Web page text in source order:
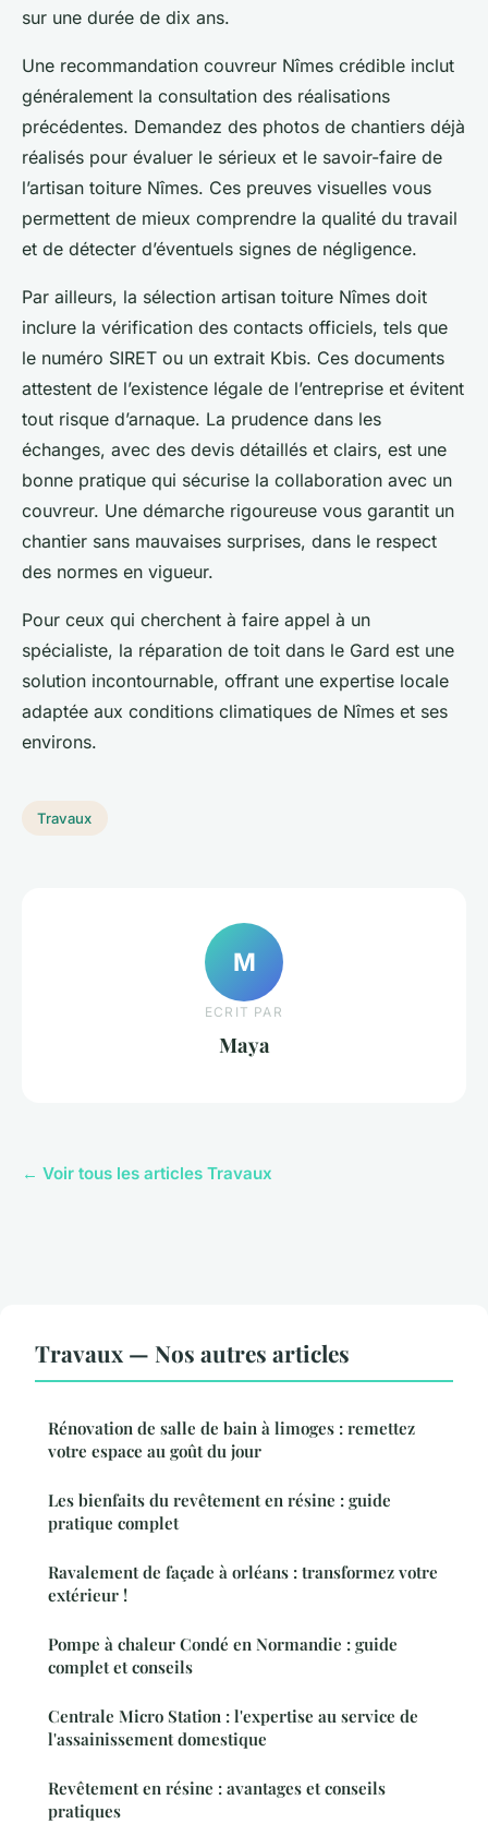
sur une durée de dix ans.
Une recommandation couvreur Nîmes crédible inclut
généralement la consultation des réalisations
précédentes. Demandez des photos de chantiers déjà
réalisés pour évaluer le sérieux et le savoir-faire de
l’artisan toiture Nîmes. Ces preuves visuelles vous
permettent de mieux comprendre la qualité du travail
et de détecter d’éventuels signes de négligence.
Par ailleurs, la sélection artisan toiture Nîmes doit
inclure la vérification des contacts officiels, tels que
le numéro SIRET ou un extrait Kbis. Ces documents
attestent de l’existence légale de l’entreprise et évitent
tout risque d’arnaque. La prudence dans les
échanges, avec des devis détaillés et clairs, est une
bonne pratique qui sécurise la collaboration avec un
couvreur. Une démarche rigoureuse vous garantit un
chantier sans mauvaises surprises, dans le respect
des normes en vigueur.
Pour ceux qui cherchent à faire appel à un
spécialiste, la réparation de toit dans le Gard est une
solution incontournable, offrant une expertise locale
adaptée aux conditions climatiques de Nîmes et ses
environs.
Travaux
M
ECRIT PAR
Maya
← Voir tous les articles Travaux
Travaux — Nos autres articles
Rénovation de salle de bain à limoges : remettez
votre espace au goût du jour
Les bienfaits du revêtement en résine : guide
pratique complet
Ravalement de façade à orléans : transformez votre
extérieur !
Pompe à chaleur Condé en Normandie : guide
complet et conseils
Centrale Micro Station : l'expertise au service de
l'assainissement domestique
Revêtement en résine : avantages et conseils
pratiques